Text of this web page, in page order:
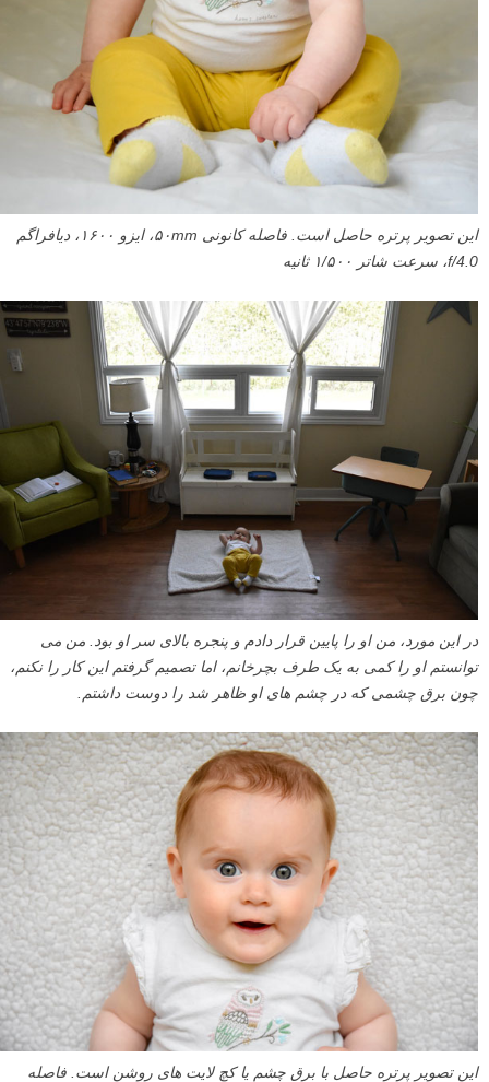
این تصویر پرتره حاصل است. فاصله کانونی ۵۰mm، ایزو ۱۶۰۰، دیافراگم
f/4.0، سرعت شاتر ۱/۵۰۰ ثانیه
در این مورد، من او را پایین قرار دادم و پنجره بالای سر او بود. من می
توانستم او را کمی به یک طرف بچرخانم، اما تصمیم گرفتم این کار را نکنم،
چون برق چشمی که در چشم های او ظاهر شد را دوست داشتم.
این تصویر پرتره حاصل با برق چشم یا کچ لایت های روشن است. فاصله